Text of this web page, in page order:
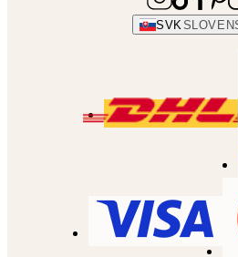
SVK